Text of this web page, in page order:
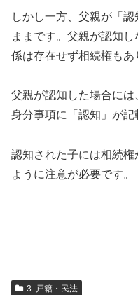
しかし一方、父親が「
ままです。父親が認知
係は存在せず相続権もあ
父親が認知した場合に
身分事項に「認知」が記
認知された子には相続
ように注意が必要です。
3: 戸籍・民法